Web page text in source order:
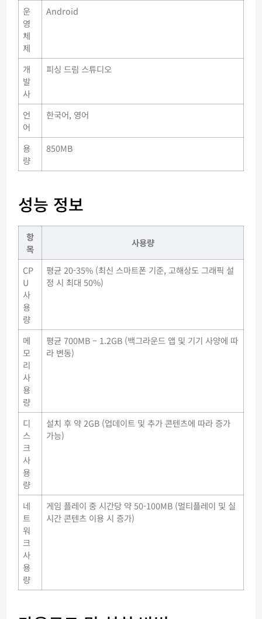
운
영
체
제
Android
개
발
사
피싱 드림 스튜디오
언
어
한국어, 영어
용
량
850MB
성능 정보
항
목
사용량
CP
U
사
용
량
평균 20-35% (최신 스마트폰 기준, 고해상도 그래픽 설
정 시 최대 50%)
메
모
리
사
용
량
평균 700MB – 1.2GB (백그라운드 앱 및 기기 사양에 따
라 변동)
디
스
크
사
용
량
설치 후 약 2GB (업데이트 및 추가 콘텐츠에 따라 증가
가능)
네
트
워
크
사
용
량
게임 플레이 중 시간당 약 50-100MB (멀티플레이 및 실
시간 콘텐츠 이용 시 증가)